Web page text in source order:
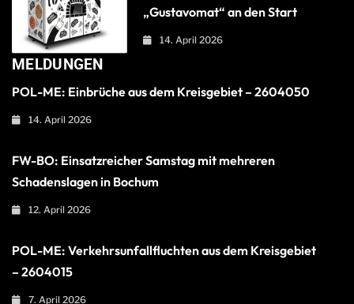
„Gustavomat“ an den Start
14. April 2026
MELDUNGEN
POL-ME: Einbrüche aus dem Kreisgebiet – 2604050
14. April 2026
FW-BO: Einsatzreicher Samstag mit mehreren
Schadenslagen in Bochum
12. April 2026
POL-ME: Verkehrsunfallfluchten aus dem Kreisgebiet
– 2604015
7. April 2026